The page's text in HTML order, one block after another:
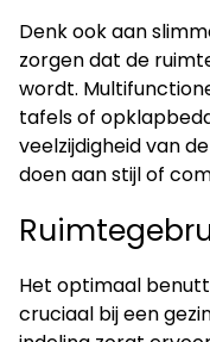
Denk ook aan
zorgen dat de
wordt.
tafels of
veelzijdigheid van
doen aan stijl of
Het optimaal
cruciaal bij een